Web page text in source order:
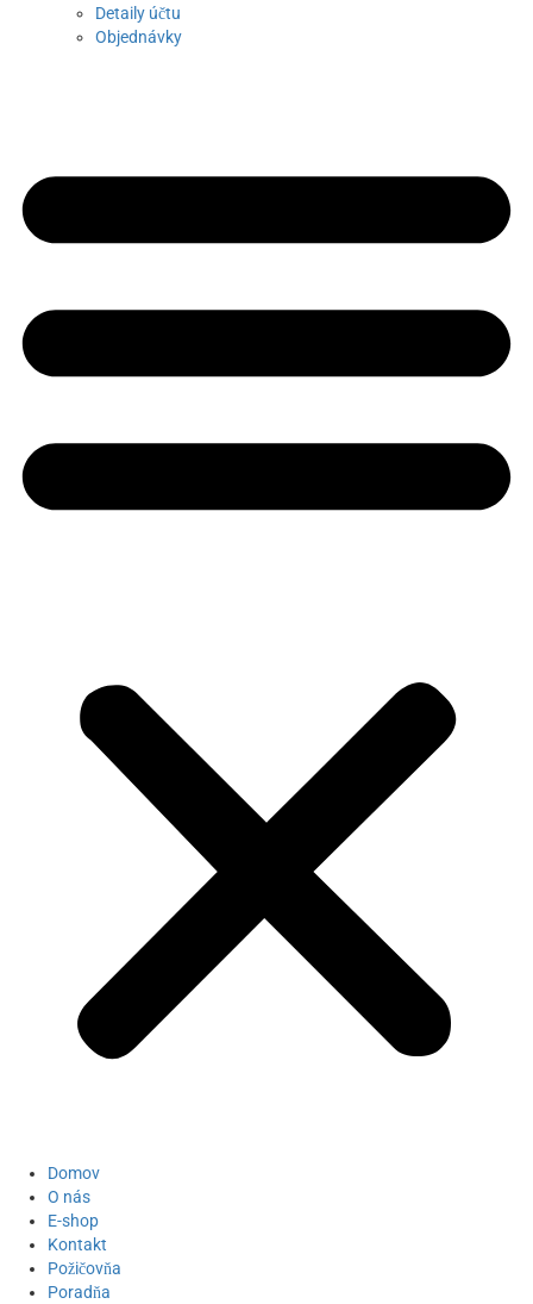
Detaily účtu
Objednávky
Domov
O nás
E-shop
Kontakt
Požičovňa
Poradňa